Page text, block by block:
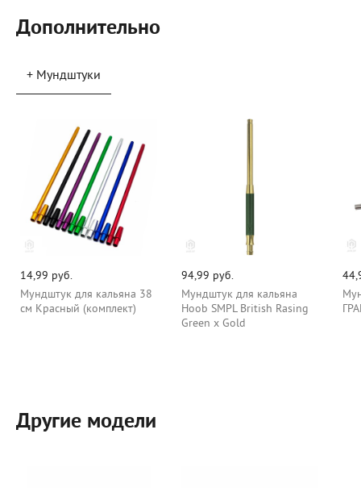
Дополнительно
+ Мундштуки
14,99 руб.
Мундштук для кальяна 38
см Красный (комплект)
94,99 руб.
Мундштук для кальяна
Hoob SMPL British Rasing
Green x Gold
Другие модели